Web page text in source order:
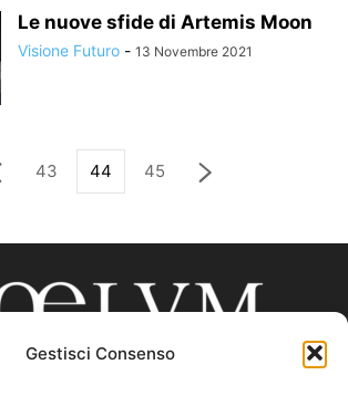
Gestisci Consenso
Le nuove sfide di Artemis Moon
Visione Futuro - 13 Novembre 2021
43 44 45